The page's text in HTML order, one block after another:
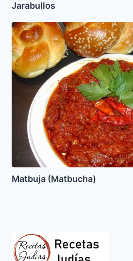
Jarabullos
Matbuja
(Matbucha)
Matbuja (Matbucha)